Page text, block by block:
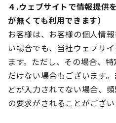
４.ウェブサイトで情報提供
が無くても利用できます）
お客様は、お客様の個人情
い場合でも、当社ウェブサ
ます。ただし、その場合、
だけない場合もございます
どが入力されてない場合、
の要求がされることがござい